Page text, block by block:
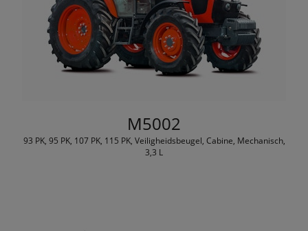
M5002
93 PK, 95 PK, 107 PK, 115 PK, Veiligheidsbeugel, Cabine, Mechanisch,
3,3 L